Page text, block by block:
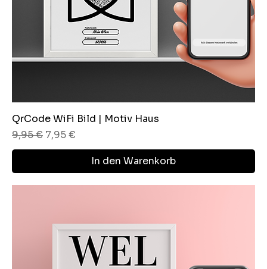
QrCode WiFi Bild | Motiv Haus
Standardpreis
9,95 € Sale-Preis
7,95 €
In den Warenkorb